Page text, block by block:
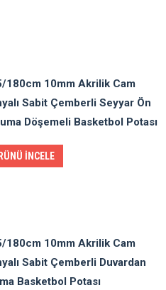
180cm 10mm Akrilik Cam
Sabit Çemberli Seyyar Ön
Döşemeli Basketbol Potası
İNCELE
180cm 10mm Akrilik Cam
Sabit Çemberli Duvardan
Basketbol Potası